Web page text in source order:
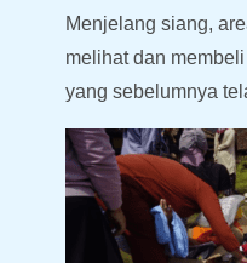
Menjelang siang,
melihat dan
yang sebelumnya